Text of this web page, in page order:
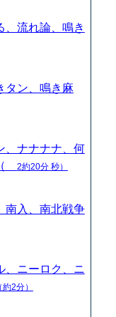
、流れ論、鳴き
タン、鳴き麻
、ナナナナ、何
2約20分 秒）
南入、南北戦争
、ニーロク、ニ
約2分）